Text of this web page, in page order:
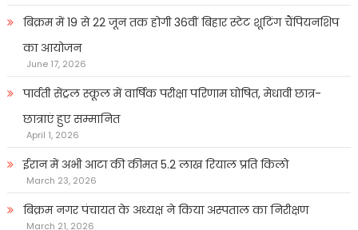
बिक्रम में 19 से 22 जून तक होगी 36वीं बिहार स्टेट शूटिंग चैंपियनशिप
का आयोजन
June 17, 2026
पार्वती सेंट्रल स्कूल में वार्षिक परीक्षा परिणाम घोषित, मेधावी छात्र-
छात्राएं हुए सम्मानित
April 1, 2026
ईरान में अभी आटा की कीमत 5.2 लाख रियाल प्रति किलो
March 23, 2026
बिक्रम नगर पंचायत के अध्यक्ष ने किया अस्पताल का निरीक्षण
March 21, 2026